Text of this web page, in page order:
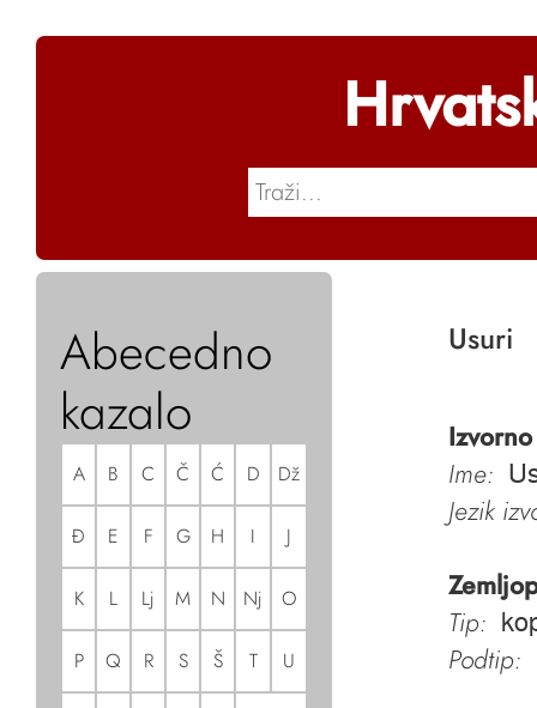
Abecedno
kazalo
A B C Č Ć D Dž
Đ E F G H I J
K L Lj M N Nj O
P Q R S Š T U
Usuri
Ime:
Jezik
Tip:
Podtip: